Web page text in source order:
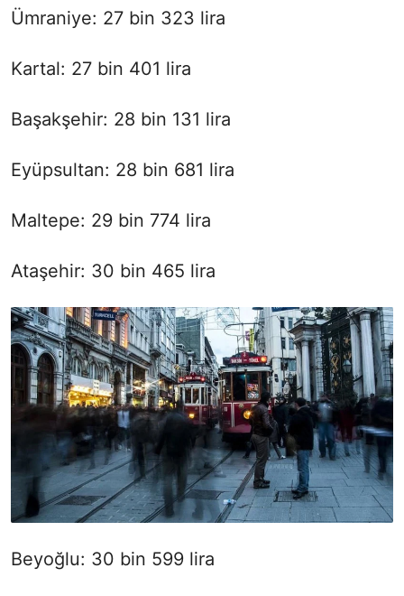
Ümraniye: 27 bin 323 lira
Kartal: 27 bin 401 lira
Başakşehir: 28 bin 131 lira
Eyüpsultan: 28 bin 681 lira
Maltepe: 29 bin 774 lira
Ataşehir: 30 bin 465 lira
Beyoğlu: 30 bin 599 lira